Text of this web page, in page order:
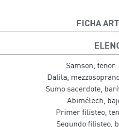
FICHA
Samson, tenor:
Dalila,
Sumo sacerdote,
Abimélech,
Primer filisteo,
Segundo filisteo,